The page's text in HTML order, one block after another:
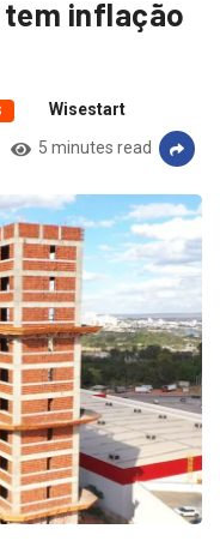
inflação
Wisestart
5 minutes read